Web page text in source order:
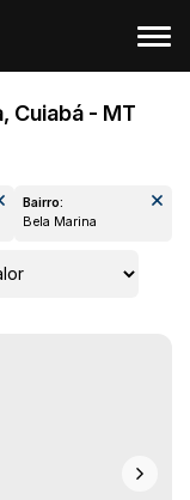
Cuiabá - MT
Bairro: